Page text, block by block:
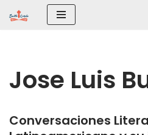
Jose Luis
Conversaciones